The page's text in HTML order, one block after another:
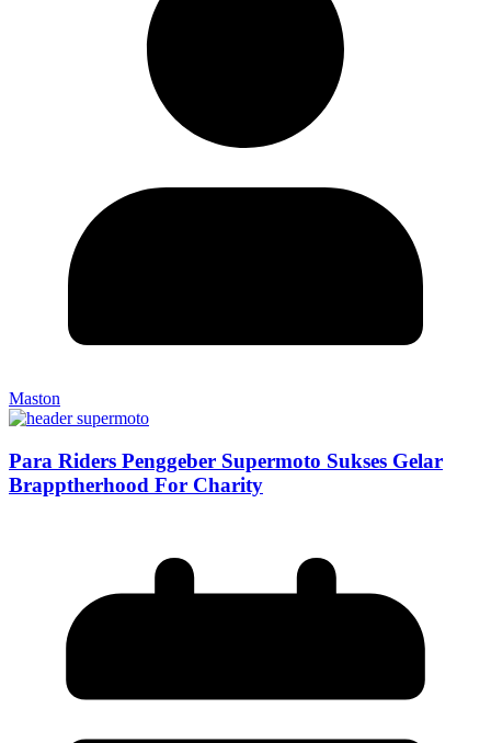
Maston
Para Riders Penggeber Supermoto Sukses Gelar
Brapptherhood For Charity